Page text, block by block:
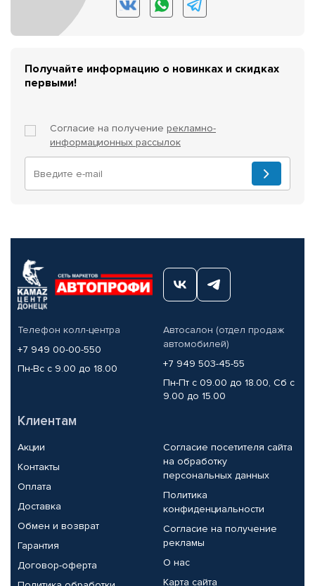
Получайте информацию о новинках и скидках
первыми!
Согласие на получение рекламно-
информационных рассылок
Телефон колл-центра
+7 949 00-00-550
Пн-Вс с 9.00 до 18.00
Автосалон (отдел продаж
автомобилей)
+7 949 503-45-55
Пн-Пт с 09.00 до 18.00, Сб с
9.00 до 15.00
Клиентам
Акции
Контакты
Оплата
Доставка
Обмен и возврат
Гарантия
Договор-оферта
Согласие посетителя сайта
на обработку
персональных данных
Политика
конфиденциальности
Согласие на получение
рекламы
О нас
Карта сайта